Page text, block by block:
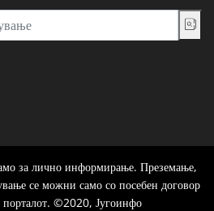
за лично информирање. Преземање,
се можни само со посебен договор
порталот. ©2020, Југоинфо